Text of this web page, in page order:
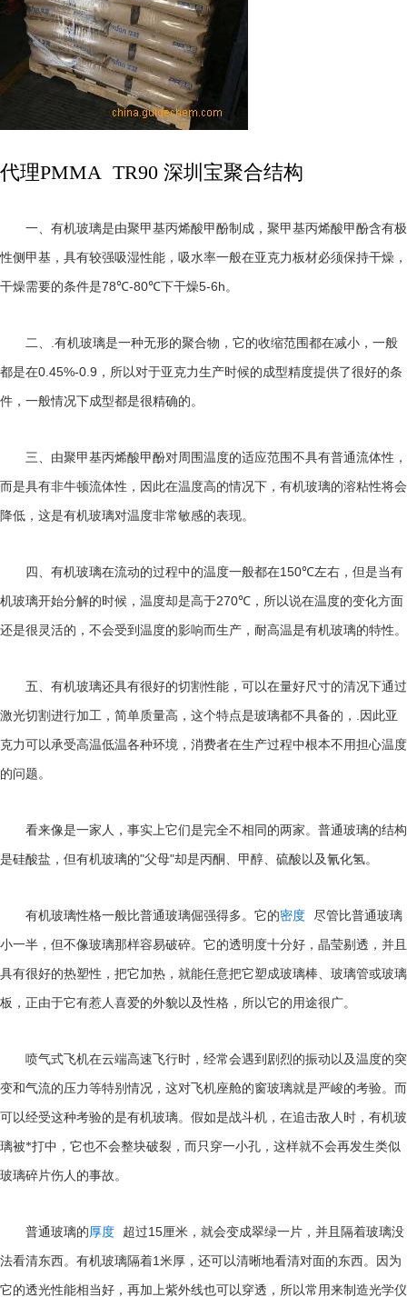
代理PMMA TR90 深圳宝聚合结构
一、有机玻璃是由聚甲基丙烯酸甲酚制成，聚甲基丙烯酸甲酚含有极
性侧甲基，具有较强吸湿性能，吸水率一般在亚克力板材必须保持干燥，
干燥需要的条件是78℃-80℃下干燥5-6h。
二、 有机玻璃是一种无形的聚合物，它的收缩范围都在减小，一般
都是在0.45%-0.9 ，所以对于亚克力生产时候的成型精度提供了很好的条
件，一般情况下成型都是很精确的。
三、由聚甲基丙烯酸甲酚对周围温度的适应范围不具有普通流体性，
而是具有非牛顿流体性，因此在温度高的情况下，有机玻璃的溶粘性将会
降低，这是有机玻璃对温度非常敏感的表现。
四、有机玻璃在流动的过程中的温度一般都在150℃左右，但是当有
机玻璃开始分解的时候，温度却是高于270℃ ，所以说在温度的变化方面
还是很灵活的，不会受到温度的影响而生产，耐高温是有机玻璃的特性。
五、有机玻璃还具有很好的切割性能，可以在量好尺寸的清况下通过
激光切割进行加工，简单质量高，这个特点是玻璃都不具备的， 因此亚
克力可以承受高温低温各种环境，消费者在生产过程中根本不用担心温度
的问题。
看来像是一家人，事实上它们是完全不相同的两家。普通玻璃的结构
是硅酸盐，但有机玻璃的"父母"却是丙酮、甲醇、硫酸以及氰化氢。
有机玻璃性格一般比普通玻璃倔强得多。它的密度 尽管比普通玻璃
小一半，但不像玻璃那样容易破碎。它的透明度十分好，晶莹剔透，并且
具有很好的热塑性，把它加热，就能任意把它塑成玻璃棒、玻璃管或玻璃
板，正由于它有惹人喜爱的外貌以及性格，所以它的用途很广。
喷气式飞机在云端高速飞行时，经常会遇到剧烈的振动以及温度的突
变和气流的压力等特别情况，这对飞机座舱的窗玻璃就是严峻的考验。而
可以经受这种考验的是有机玻璃。假如是战斗机，在追击敌人时，有机玻
璃被*打中，它也不会整块破裂，而只穿一小孔，这样就不会再发生类似
玻璃碎片伤人的事故。
普通玻璃的厚度 超过15厘米，就会变成翠绿一片，并且隔着玻璃没
法看清东西。有机玻璃隔着1 米厚，还可以清晰地看清对面的东西。因为
它的透光性能相当好，再加上紫外线也可以穿透，所以常用来制造光学仪